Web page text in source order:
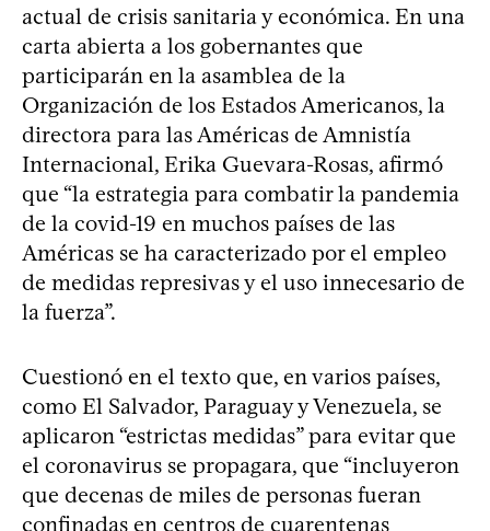
actual de crisis sanitaria y económica. En una
carta abierta a los gobernantes que
participarán en la asamblea de la
Organización de los Estados Americanos, la
directora para las Américas de Amnistía
Internacional, Erika Guevara-Rosas, afirmó
que “la estrategia para combatir la pandemia
de la covid-19 en muchos países de las
Américas se ha caracterizado por el empleo
de medidas represivas y el uso innecesario de
la fuerza”.
Cuestionó en el texto que, en varios países,
como El Salvador, Paraguay y Venezuela, se
aplicaron “estrictas medidas” para evitar que
el coronavirus se propagara, que “incluyeron
que decenas de miles de personas fueran
confinadas en centros de cuarentenas